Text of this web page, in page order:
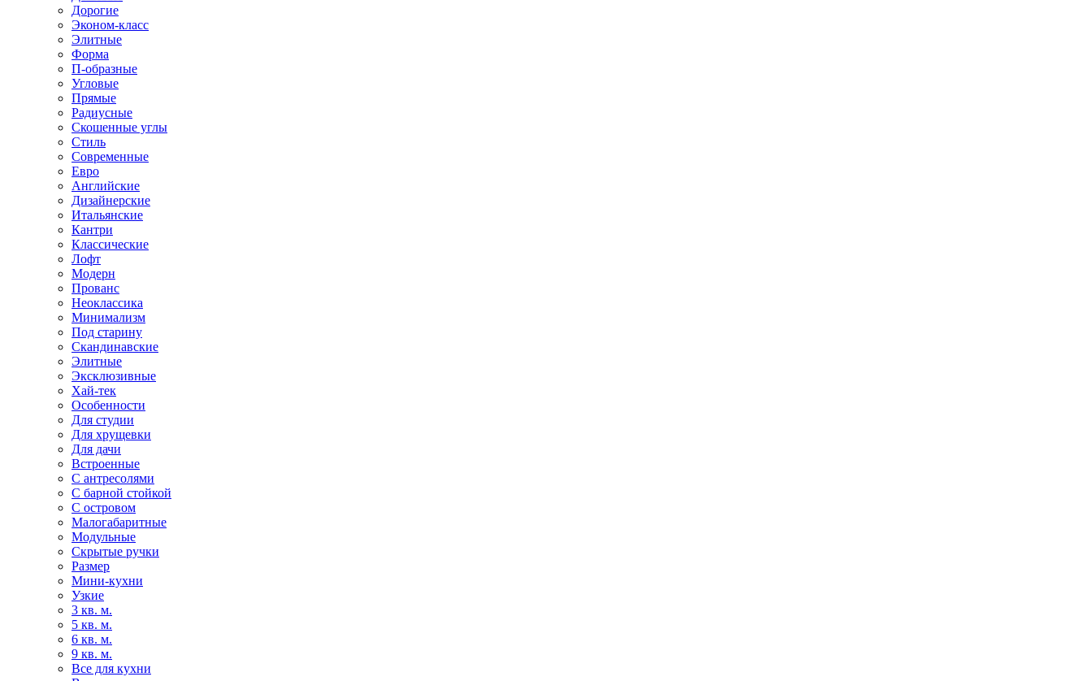
Дорогие
Эконом-класс
Элитные
Форма
П-образные
Угловые
Прямые
Радиусные
Скошенные углы
Стиль
Современные
Евро
Английские
Дизайнерские
Итальянские
Кантри
Классические
Лофт
Модерн
Прованс
Неоклассика
Минимализм
Под старину
Скандинавские
Элитные
Эксклюзивные
Хай-тек
Особенности
Для студии
Для хрущевки
Для дачи
Встроенные
С антресолями
С барной стойкой
С островом
Малогабаритные
Модульные
Скрытые ручки
Размер
Мини-кухни
Узкие
3 кв. м.
5 кв. м.
6 кв. м.
9 кв. м.
Все для кухни